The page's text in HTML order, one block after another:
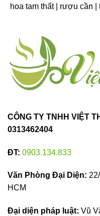
hoa tam thất | rượu cần
CÔNG TY TNHH VIỆT
0313462404
ĐT: 0903.134.833
Văn Phòng Đại Diện:
HCM
Đại diện pháp luật: Vũ